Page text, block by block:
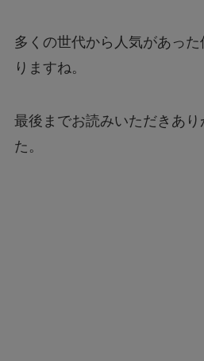
多くの世代から人気があっ
りますね。
最後までお読みいただきあり
た。